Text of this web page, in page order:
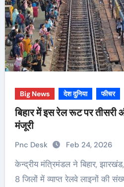
Big News देश दुनिया फीचर
बिहार में इस रेल रूट पर तीसरी
मंजूरी
Pnc Desk Feb 24, 2026
केन्द्रीय मंत्रिमंडल ने बिहार, झारखंड, मध्य प्रदेश एवं महाराष्ट्र के
8 जिलों में व्याप्त रेलवे लाइनों की